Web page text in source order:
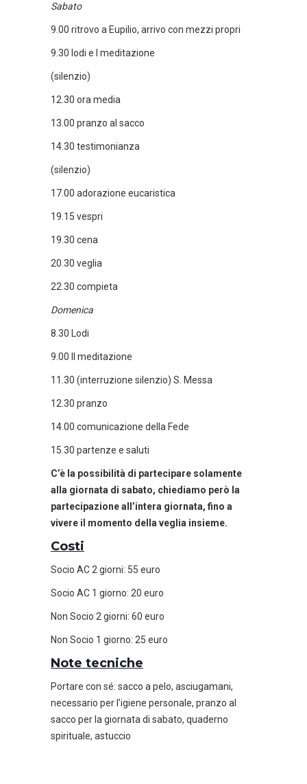
Sabato
9.00 ritrovo a Eupilio, arrivo con mezzi propri
9.30 lodi e I meditazione
(silenzio)
12.30 ora media
13.00 pranzo al sacco
14.30 testimonianza
(silenzio)
17.00 adorazione eucaristica
19.15 vespri
19.30 cena
20.30 veglia
22.30 compieta
Domenica
8.30 Lodi
9.00 II meditazione
11.30 (interruzione silenzio) S. Messa
12.30 pranzo
14.00 comunicazione della Fede
15.30 partenze e saluti
C’è la possibilità di partecipare solamente
alla giornata di sabato, chiediamo però la
partecipazione all’intera giornata, fino a
vivere il momento della veglia insieme.
Costi
Socio AC 2 giorni: 55 euro
Socio AC 1 giorno: 20 euro
Non Socio 2 giorni: 60 euro
Non Socio 1 giorno: 25 euro
Note tecniche
Portare con sé: sacco a pelo, asciugamani,
necessario per l’igiene personale, pranzo al
sacco per la giornata di sabato, quaderno
spirituale, astuccio